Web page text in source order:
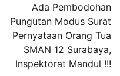
Ada Pembodohan
Pungutan Modus Surat
Pernyataan Orang Tua
SMAN 12 Surabaya,
Inspektorat Mandul !!!